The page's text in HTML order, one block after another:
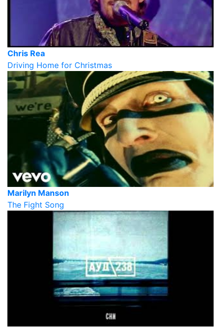
Chris Rea
Driving Home for Christmas
Marilyn Manson
The Fight Song